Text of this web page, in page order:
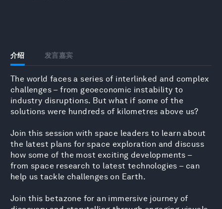
介绍 发言嘉宾
The world faces a series of interlinked and complex
challenges – from geoeconomic instability to
industry disruptions. But what if some of the
solutions were hundreds of kilometres above us?
Join this session with space leaders to learn about
the latest plans for space exploration and discuss
how some of the most exciting developments –
from space research to latest technologies – can
help us tackle challenges on Earth.
Join this betazone for an immersive journey of